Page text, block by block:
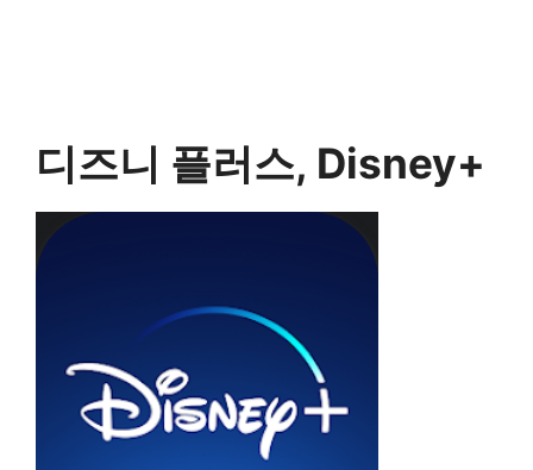
디즈니 플러스, Disney+